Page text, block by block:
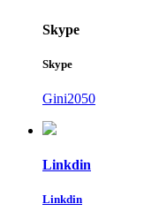
Skype
Skype
Gini2050
Linkdin
Linkdin